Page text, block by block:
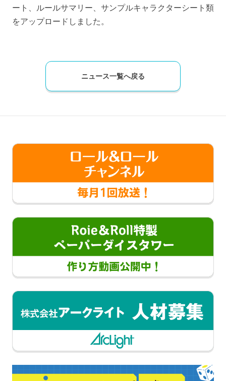
ート、ルールサマリー、サンプルキャラクターシート類
をアップロードしました。
ニュース一覧へ戻る